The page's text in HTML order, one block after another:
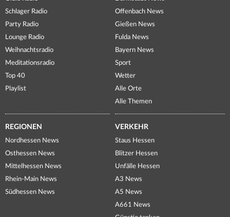
Schlager Radio
Party Radio
Lounge Radio
Weihnachtsradio
Meditationsradio
Top 40
Playlist
Offenbach News
Gießen News
Fulda News
Bayern News
Sport
Wetter
Alle Orte
Alle Themen
REGIONEN
Nordhessen News
Osthessen News
Mittelhessen News
Rhein-Main News
Südhessen News
VERKEHR
Staus Hessen
Blitzer Hessen
Unfälle Hessen
A3 News
A5 News
A661 News